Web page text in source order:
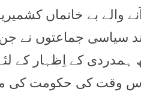
والے بے خانماں
سیاسی جماعتوں نے
اُس وقت کی حکومت کی